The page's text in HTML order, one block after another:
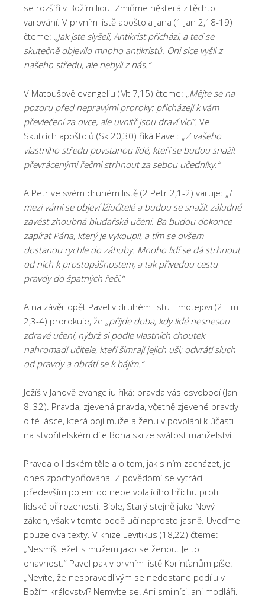
se rozšíří v Božím lidu. Zmiňme některá z těchto
varování. V prvním listě apoštola Jana (1 Jan 2,18-19)
čteme: „Jak jste slyšeli, Antikrist přichází, a teď se
skutečně objevilo mnoho antikristů. Oni sice vyšli z
našeho středu, ale nebyli z nás.“
V Matoušově evangeliu (Mt 7,15) čteme: „Mějte se na
pozoru před nepravými proroky: přicházejí k vám
převlečení za ovce, ale uvnitř jsou draví vlci“. Ve
Skutcích apoštolů (Sk 20,30) říká Pavel: „Z vašeho
vlastního středu povstanou lidé, kteří se budou snažit
převrácenými řečmi strhnout za sebou učedníky.“
A Petr ve svém druhém listě (2 Petr 2,1-2) varuje: „I
mezi vámi se objeví lžiučitelé a budou se snažit záludně
zavést zhoubná bludařská učení. Ba budou dokonce
zapírat Pána, který je vykoupil, a tím se ovšem
dostanou rychle do záhuby. Mnoho lidí se dá strhnout
od nich k prostopášnostem, a tak přivedou cestu
pravdy do špatných řečí.“
A na závěr opět Pavel v druhém listu Timotejovi (2 Tim
2,3-4) prorokuje, že „přijde doba, kdy lidé nesnesou
zdravé učení, nýbrž si podle vlastních choutek
nahromadí učitele, kteří šimrají jejich uši; odvrátí sluch
od pravdy a obrátí se k bájím.“
Ježíš v Janově evangeliu říká: pravda vás osvobodí (Jan
8, 32). Pravda, zjevená pravda, včetně zjevené pravdy
o té lásce, která pojí muže a ženu v povolání k účasti
na stvořitelském díle Boha skrze svátost manželství.
Pravda o lidském těle a o tom, jak s ním zacházet, je
dnes zpochybňována. Z povědomí se vytrácí
především pojem do nebe volajícího hříchu proti
lidské přirozenosti. Bible, Starý stejně jako Nový
zákon, však v tomto bodě učí naprosto jasně. Uveďme
pouze dva texty. V knize Levitikus (18,22) čteme:
„Nesmíš ležet s mužem jako se ženou. Je to
ohavnost.“ Pavel pak v prvním listě Korinťanům píše:
„Nevíte, že nespravedlivým se nedostane podílu v
Božím království? Nemylte se! Ani smilníci, ani modláři,